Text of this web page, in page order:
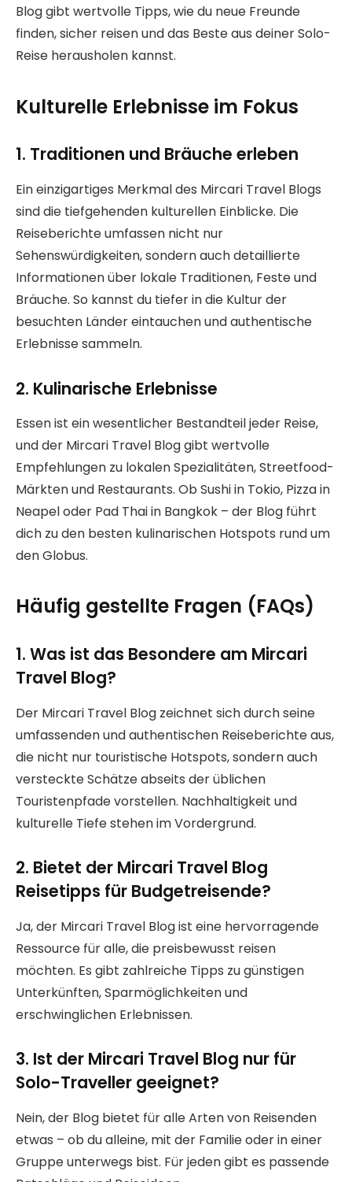
Blog gibt wertvolle Tipps, wie du neue Freunde
finden, sicher reisen und das Beste aus deiner Solo-
Reise herausholen kannst.
Kulturelle Erlebnisse im Fokus
1. Traditionen und Bräuche erleben
Ein einzigartiges Merkmal des Mircari Travel Blogs
sind die tiefgehenden kulturellen Einblicke. Die
Reiseberichte umfassen nicht nur
Sehenswürdigkeiten, sondern auch detaillierte
Informationen über lokale Traditionen, Feste und
Bräuche. So kannst du tiefer in die Kultur der
besuchten Länder eintauchen und authentische
Erlebnisse sammeln.
2. Kulinarische Erlebnisse
Essen ist ein wesentlicher Bestandteil jeder Reise,
und der Mircari Travel Blog gibt wertvolle
Empfehlungen zu lokalen Spezialitäten, Streetfood-
Märkten und Restaurants. Ob Sushi in Tokio, Pizza in
Neapel oder Pad Thai in Bangkok – der Blog führt
dich zu den besten kulinarischen Hotspots rund um
den Globus.
Häufig gestellte Fragen (FAQs)
1. Was ist das Besondere am Mircari
Travel Blog?
Der Mircari Travel Blog zeichnet sich durch seine
umfassenden und authentischen Reiseberichte aus,
die nicht nur touristische Hotspots, sondern auch
versteckte Schätze abseits der üblichen
Touristenpfade vorstellen. Nachhaltigkeit und
kulturelle Tiefe stehen im Vordergrund.
2. Bietet der Mircari Travel Blog
Reisetipps für Budgetreisende?
Ja, der Mircari Travel Blog ist eine hervorragende
Ressource für alle, die preisbewusst reisen
möchten. Es gibt zahlreiche Tipps zu günstigen
Unterkünften, Sparmöglichkeiten und
erschwinglichen Erlebnissen.
3. Ist der Mircari Travel Blog nur für
Solo-Traveller geeignet?
Nein, der Blog bietet für alle Arten von Reisenden
etwas – ob du alleine, mit der Familie oder in einer
Gruppe unterwegs bist. Für jeden gibt es passende